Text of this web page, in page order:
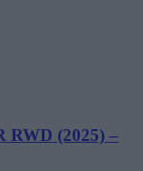
RWD (2025) –